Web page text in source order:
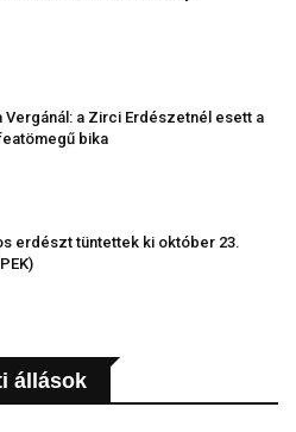
a Zirci Erdészetnél esett a
bika
erdészt tüntettek ki október 23.
állások